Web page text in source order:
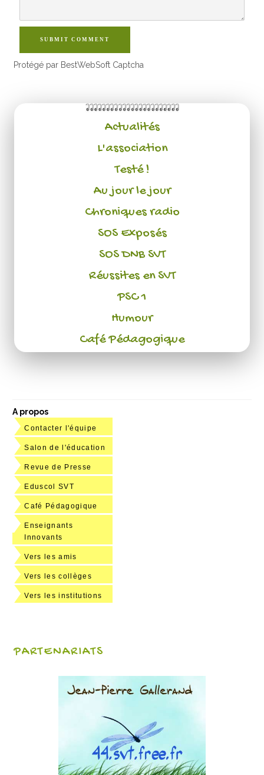
SUBMIT COMMENT
Protégé par BestWebSoft Captcha
Actualités
L'association
Testé !
Au jour le jour
Chroniques radio
SOS Exposés
SOS DNB SVT
Réussites en SVT
PSC 1
Humour
Café Pédagogique
A propos
Contacter l'équipe
Salon de l'éducation
Revue de Presse
Eduscol SVT
Café Pédagogique
Enseignants
Innovants
Vers les amis
Vers les collèges
Vers les institutions
PARTENARIATS